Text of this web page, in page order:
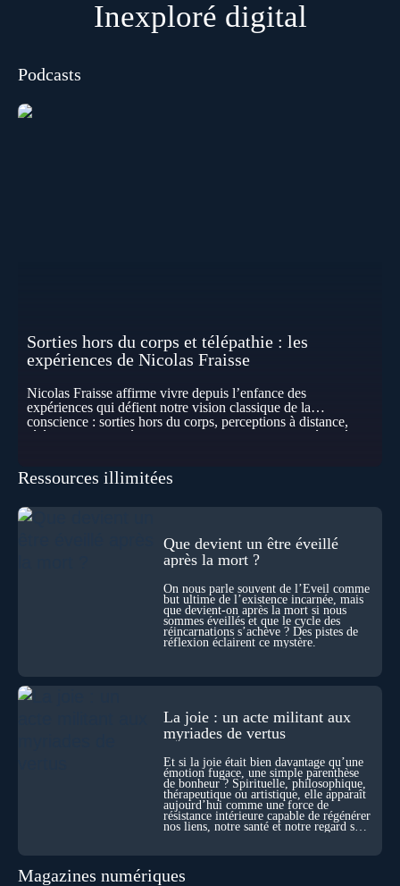
Inexploré digital
Podcasts
Sorties hors du corps et télépathie : les
expériences de Nicolas Fraisse
Nicolas Fraisse affirme vivre depuis l’enfance des
expériences qui défient notre vision classique de la
conscience : sorties hors du corps, perceptions à distance,
télépathie spontanée… Comment accueillir ces phénomènes
les pensées d’autrui ? Que deviennent l’espace, le temps… et
disparaître ? Au fil de cet échange, Nicolas raconte ses
expériences les plus troublantes : visions vérifiées,
explorations du cosmos, présence d’autres consciences
durant ses sorties, protocoles scientifiques… et toujours, cette
sensation étrange d’être relié à bien plus vaste que lui-même
Sans doute. Mais encore faut-il accepter d’explorer ces
territoires avec lucidité, et rigueur…
Ressources illimitées
Que devient un être éveillé
après la mort ?
On nous parle souvent de l’Éveil comme
but ultime de l’existence incarnée, mais
que devient-on après la mort si nous
sommes éveillés et que le cycle des
réincarnations s’achève ? Des pistes de
réflexion éclairent ce mystère.
La joie : un acte militant aux
myriades de vertus
Et si la joie était bien davantage qu’une
émotion fugace, une simple parenthèse
de bonheur ? Spirituelle, philosophique,
thérapeutique ou artistique, elle apparaît
aujourd’hui comme une force de
résistance intérieure capable de régénérer
nos liens, notre santé et notre regard sur
Magazines numériques